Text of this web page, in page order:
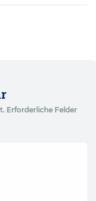
Erforderliche Felder